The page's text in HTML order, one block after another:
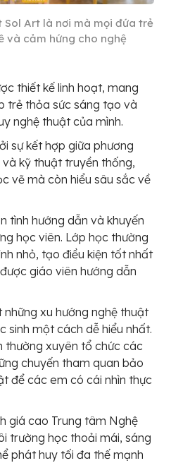
Art là nơi mà mọi đứa trẻ
và cảm hứng cho nghệ
thiết kế linh hoạt, mang
trẻ thỏa sức sáng tạo và
nghệ thuật của mình.
sự kết hợp giữa phương
kỹ thuật truyền thống,
vẽ mà còn hiểu sâu sắc về
tình hướng dẫn và khuyến
học viên. Lớp học thường
nhỏ, tạo điều kiện tốt nhất
giáo viên hướng dẫn
xu hướng nghệ thuật
sinh một cách dễ hiểu nhất.
thường xuyên tổ chức các
chuyến tham quan bảo
để các em có cái nhìn thực
giá cao Trung tâm Nghệ
trường học thoải mái, sáng
phát huy tối đa thế mạnh